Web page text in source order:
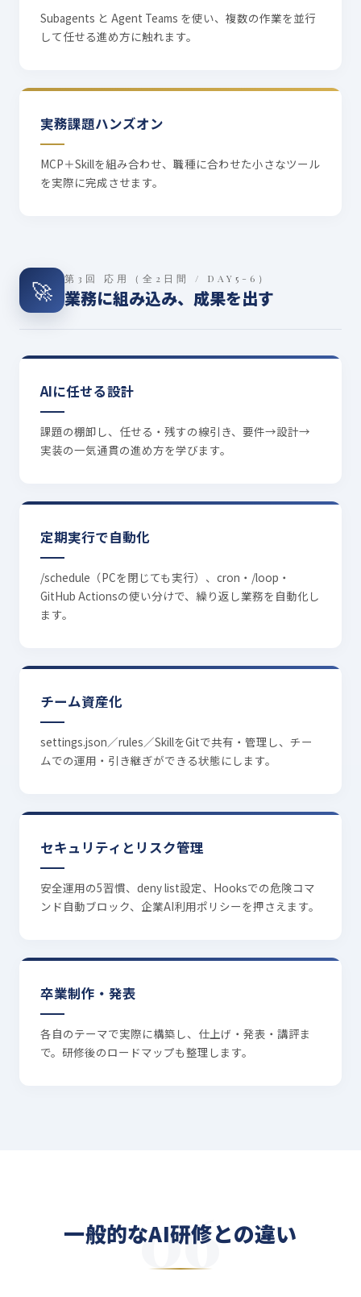
Subagents と Agent Teams を使い、複数の作業を並行
して任せる進め方に触れます。
実務課題ハンズオン
MCP＋Skillを組み合わせ、職種に合わせた小さなツール
を実際に完成させます。
🚀 第3回 応用（全2日間 / DAY5-6）
業務に組み込み、成果を出す
AIに任せる設計
課題の棚卸し、任せる・残すの線引き、要件→設計→
実装の一気通貫の進め方を学びます。
定期実行で自動化
/schedule（PCを閉じても実行）、cron・/loop・
GitHub Actionsの使い分けで、繰り返し業務を自動化し
ます。
チーム資産化
settings.json／rules／SkillをGitで共有・管理し、チー
ムでの運用・引き継ぎができる状態にします。
セキュリティとリスク管理
安全運用の5習慣、deny list設定、Hooksでの危険コマ
ンド自動ブロック、企業AI利用ポリシーを押さえます。
卒業制作・発表
各自のテーマで実際に構築し、仕上げ・発表・講評ま
で。研修後のロードマップも整理します。
一般的なAI研修との違い